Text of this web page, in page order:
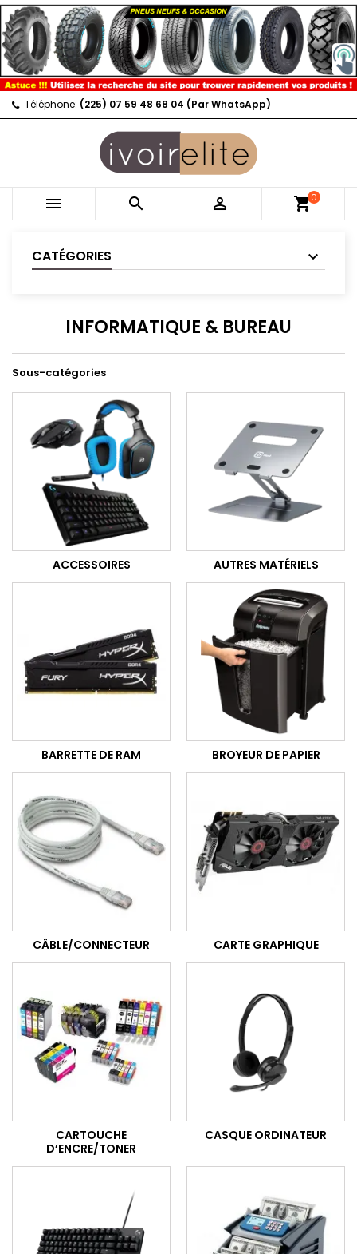
Téléphone: (225) 07 59 48 68 04 (Par WhatsApp)
   shopping_cart0
CATÉGORIES
INFORMATIQUE & BUREAU
Sous-catégories
ACCESSOIRES AUTRES MATÉRIELS
BARRETTE DE RAM BROYEUR DE PAPIER
CÂBLE/CONNECTEUR CARTE GRAPHIQUE
CARTOUCHE
D’ENCRE/TONER
CASQUE ORDINATEUR